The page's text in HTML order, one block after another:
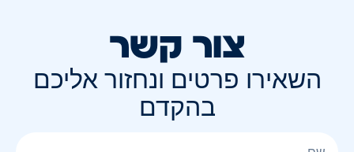
צור קשר
השאירו פרטים ונחזור אליכם
בהקדם